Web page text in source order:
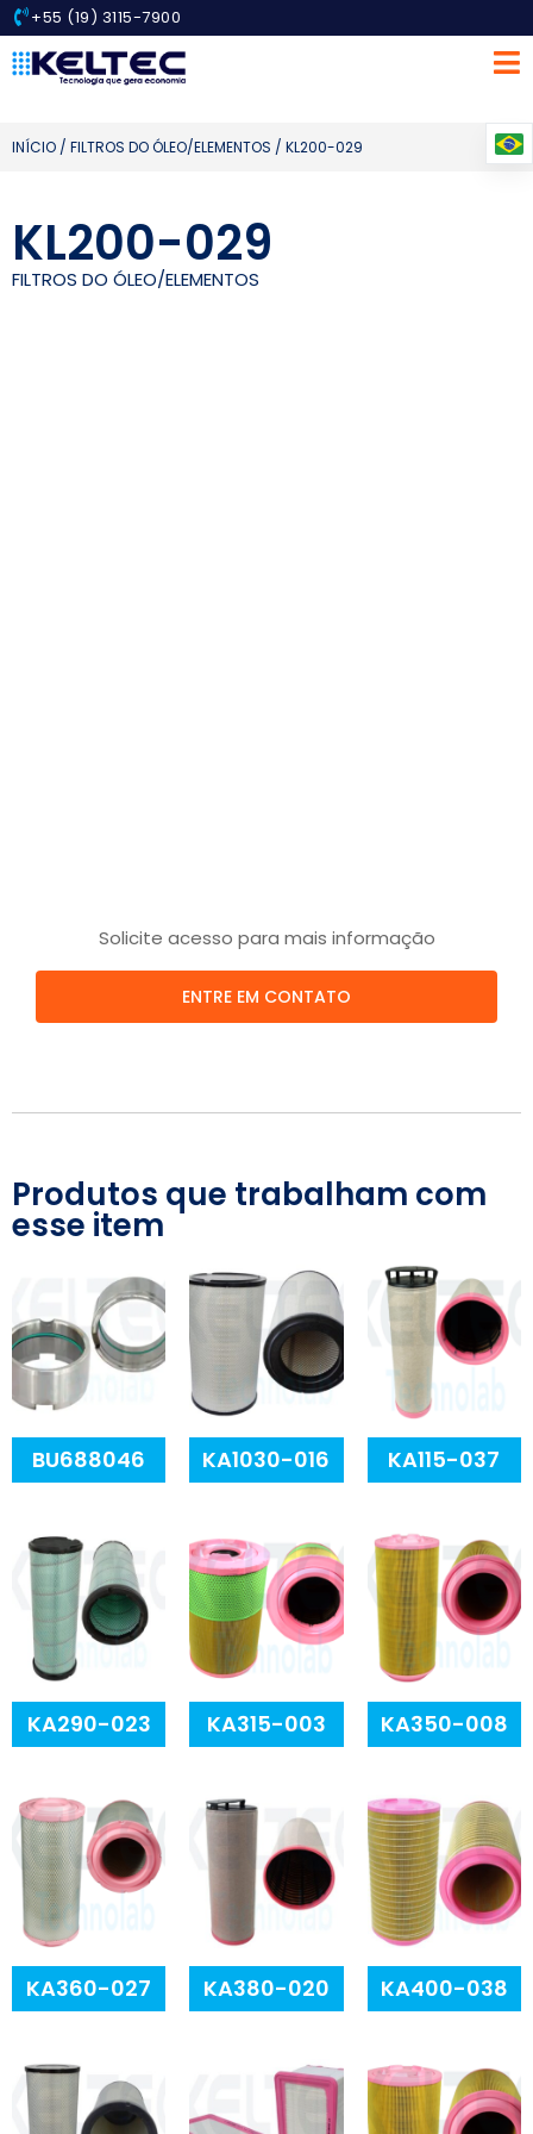
+55 (19) 3115-7900
INÍCIO / FILTROS DO ÓLEO/ELEMENTOS / KL200-029
KL200-029
FILTROS DO ÓLEO/ELEMENTOS
Solicite acesso para mais informação
ENTRE EM CONTATO
Produtos que trabalham com
esse item
BU688046 KA1030-016 KA115-037
KA290-023 KA315-003 KA350-008
KA360-027 KA380-020 KA400-038